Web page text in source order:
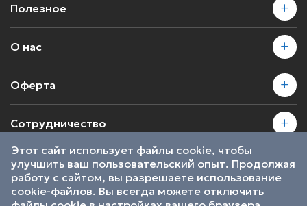
Полезное
О нас
Оферта
Сотрудничество
2026 © SkillsProof | Все права защищены
Пользовательское соглашение
Являемся участниками
Этот сайт использует файлы cookie, чтобы
улучшить ваш пользовательский опыт. Продолжая
работу с сайтом, вы разрешаете использование
cookie-файлов. Вы всегда можете отключить